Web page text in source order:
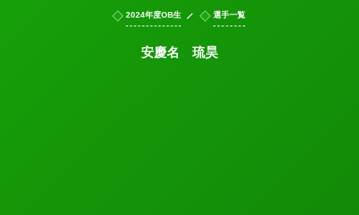
2024年度OB生 選手一覧
安慶名 琉昊